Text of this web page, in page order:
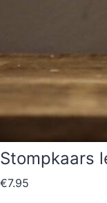
Stompkaars
€7.95